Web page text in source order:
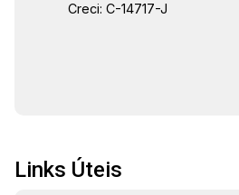
Creci: C-14717-J
Links Úteis